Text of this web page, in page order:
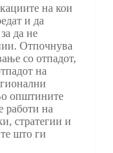
на кои
и да
да не
Отпочнува
со отпадот,
на
општините
работи на
стратегии и
што ги